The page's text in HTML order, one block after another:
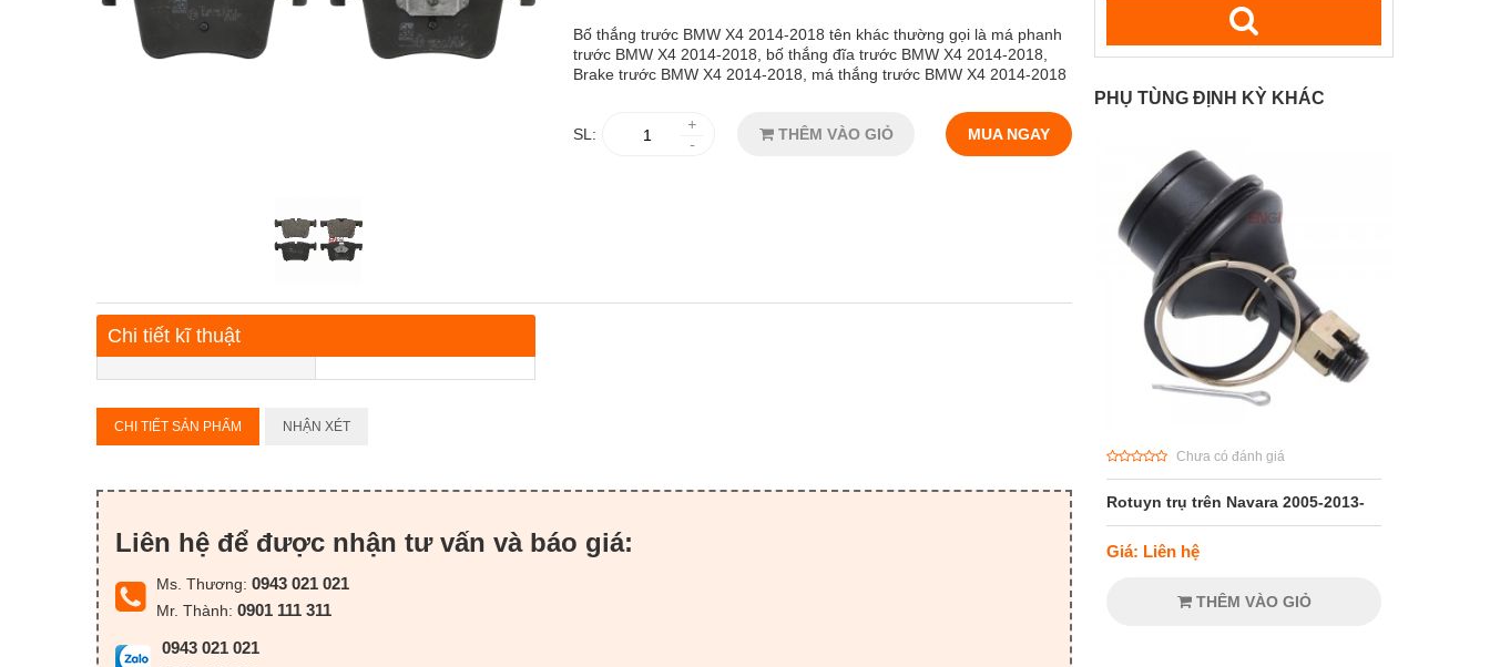
Bố thắng trước BMW X4 2014-2018 tên khác thường gọi là má phanh
trước BMW X4 2014-2018, bố thắng đĩa trước BMW X4 2014-2018,
Brake trước BMW X4 2014-2018, má thắng trước BMW X4 2014-2018
SL:
+
-
THÊM VÀO GIỎ MUA NGAY
Chi tiết kĩ thuật
CHI TIẾT SẢN PHẨM NHẬN XÉT
Liên hệ để được nhận tư vấn và báo giá:
Ms. Thương: 0943 021 021
Mr. Thành: 0901 111 311
0943 021 021
PHỤ TÙNG ĐỊNH KỲ KHÁC
Chưa có đánh giá
Rotuyn trụ trên Navara 2005-2013-
Giá: Liên hệ
THÊM VÀO GIỎ